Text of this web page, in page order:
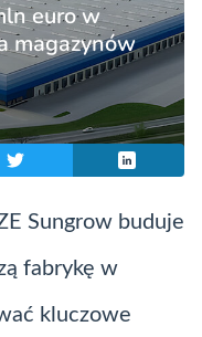
euro w
magazynów
Sungrow buduje
fabrykę w
kluczowe